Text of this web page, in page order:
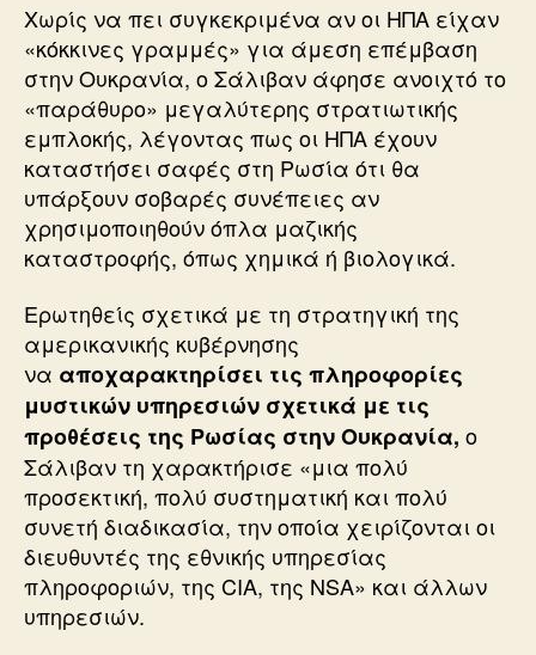
Χωρίς να πει συγκεκριμένα αν οι ΗΠΑ είχαν
«κόκκινες γραμμές» για άμεση επέμβαση
στην Ουκρανία, ο Σάλιβαν άφησε ανοιχτό το
«παράθυρο» μεγαλύτερης στρατιωτικής
εμπλοκής, λέγοντας πως οι ΗΠΑ έχουν
καταστήσει σαφές στη Ρωσία ότι θα
υπάρξουν σοβαρές συνέπειες αν
χρησιμοποιηθούν όπλα μαζικής
καταστροφής, όπως χημικά ή βιολογικά.
Ερωτηθείς σχετικά με τη στρατηγική της
αμερικανικής κυβέρνησης
να αποχαρακτηρίσει τις πληροφορίες
μυστικών υπηρεσιών σχετικά με τις
προθέσεις της Ρωσίας στην Ουκρανία, ο
Σάλιβαν τη χαρακτήρισε «μια πολύ
προσεκτική, πολύ συστηματική και πολύ
συνετή διαδικασία, την οποία χειρίζονται οι
διευθυντές της εθνικής υπηρεσίας
πληροφοριών, της CIA, της NSA» και άλλων
υπηρεσιών.